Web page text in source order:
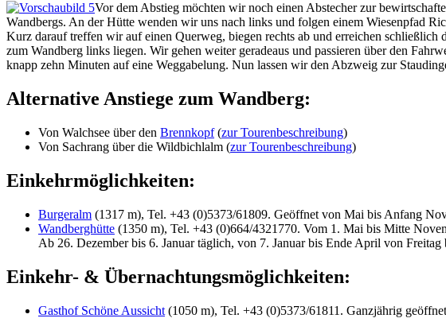
Vor dem Abstieg möchten wir noch einen Abstecher zur
Wandbergs. An der Hütte wenden wir uns nach links und folgen einem Wiesenpfad
Kurz darauf treffen wir auf einen Querweg, biegen rechts ab und erreichen
zum Wandberg links liegen. Wir gehen weiter geradeaus und passieren über den
knapp zehn Minuten auf eine Weggabelung. Nun lassen wir den Abzweig zur
Alternative Anstiege zum Wandberg:
Von Walchsee über den Brennkopf(zur Tourenbeschreibung)
Von Sachrang über die Wildbichlalm (zur Tourenbeschreibung)
Einkehrmöglichkeiten:
Burgeralm (1317 m), Tel. +43 (0)5373/61809. Geöffnet von Mai bis Anfang
Wandberghütte (1350 m), Tel. +43 (0)664/4321770. Vom 1. Mai bis Mitte
Ab 26. Dezember bis 6. Januar täglich, von 7. Januar bis Ende April von Freitag
Einkehr- & Übernachtungsmöglichkeiten:
Gasthof Schöne Aussicht (1050 m), Tel. +43 (0)5373/61811. Ganzjährig